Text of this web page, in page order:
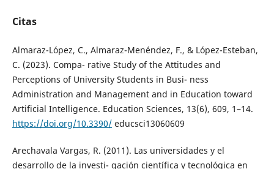
Citas
Almaraz-López, C., Almaraz-Menéndez, F., & López-Esteban,
C. (2023). Compa- rative Study of the Attitudes and
Perceptions of University Students in Busi- ness
Administration and Management and in Education toward
Artificial Intelligence. Education Sciences, 13(6), 609, 1–14.
https://doi.org/10.3390/educsci13060609
Arechavala Vargas, R. (2011). Las universidades y el
desarrollo de la investi- gación científica y tecnológica en